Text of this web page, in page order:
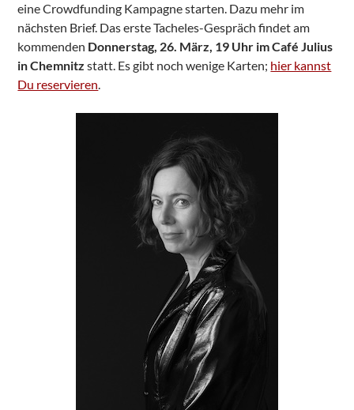
eine Crowdfunding Kampagne starten. Dazu mehr im
nächsten Brief. Das erste Tacheles-Gespräch findet am
kommenden Donnerstag, 26. März, 19 Uhr im Café Julius
in Chemnitz statt. Es gibt noch wenige Karten; hier kannst
Du reservieren.